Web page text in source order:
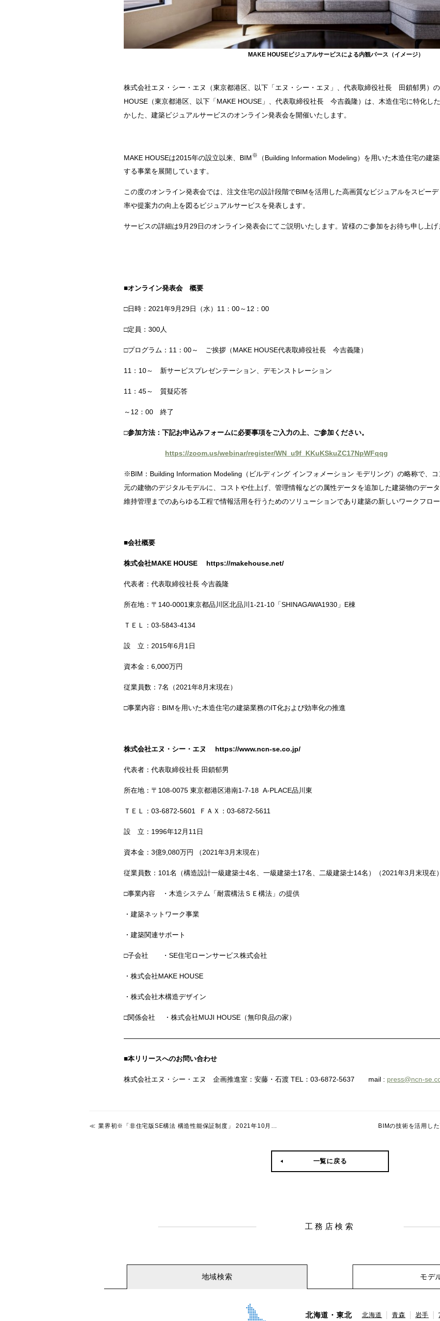
MAKE HOUSEビジュアルサービスによる内観パース（イメージ）
株式会社エヌ・シー・エヌ（東京都港区、以下「エヌ・シー・エヌ」、代表取締役社長 田鎖郁男）
HOUSE （東京都港区、以下「MAKE HOUSE 」、代表取締役社長 今吉義隆）は、木造住宅に特化した
かした、建築ビジュアルサービスのオンライン発表会を開催いたします。
MAKE HOUSEは2015年の設立以来、 BIM※
（Building Information Modeling）を用いた木造住宅の建
する事業を展開しています。
この度のオンライン発表会では、注文住宅の設計段階でBIMを活用した高画質なビジュアルをスピー
率や提案力の向上を図るビジュアルサービスを発表します。
サービスの詳細は9月 29日のオンライン発表会にてご説明いたします。皆様のご参加をお待ち申し上げ
■オンライン発表会 概要
□日時： 2021年9月 29日（水） 11 ： 00～ 12 ： 00
□定員： 300人
□プログラム： 11 ： 00～ ご挨拶（MAKE HOUSE代表取締役社長 今吉義隆）
11 ： 10～ 新サービスプレゼンテーション、デモンストレーション
11 ： 45～ 質疑応答
～ 12 ： 00 終了
□参加方法：下記お申込みフォームに必要事項をご入力の上、ご参加ください。
https://zoom.us/webinar/register/WN_u9f_KKuKSkuZC17NpWFqqg
※BIM ： Building Information Modeling （ビルディング インフォメーション モデリング）の略称で、
元の建物のデジタルモデルに、コストや仕上げ、管理情報などの属性データを追加した建築物のデー
維持管理までのあらゆる工程で情報活用を行うためのソリューションであり建築の新しいワークフロ
■会社概要
株式会社MAKE HOUSE https://makehouse.net/
代表者：代表取締役社長 今吉義隆
所在地：〒 140-0001東京都品川区北品川 1-21-10 「SHINAGAWA1930 」 E棟
ＴＥＬ： 03-5843-4134
設 立：2015年6月 1 日
資本金：6,000万円
従業員数：7名（2021年8月末現在）
□事業内容：BIMを用いた木造住宅の建築業務のIT化および効率化の推進
株式会社エヌ・シー・エヌ https://www.ncn-se.co.jp/
代表者：代表取締役社長 田鎖郁男
所在地：〒 108-0075 東京都港区港南1-7-18 A-PLACE品川東
ＴＥＬ： 03-6872-5601 ＦＡＸ： 03-6872-5611
設 立： 1996年12 月 11 日
資本金： 3億9,080万円 （2021年3 月末現在）
従業員数： 101名（構造設計一級建築士4名、一級建築士17名、二級建築士14名）（2021年3 月末現在
□事業内容 ・木造システム「耐震構法ＳＥ構法」の提供
・建築ネットワーク事業
・建築関連サポート
□子会社 ・ SE住宅ローンサービス株式会社
・株式会社MAKE HOUSE
・株式会社木構造デザイン
□関係会社 ・株式会社MUJI HOUSE （無印良品の家）
■本リリースへのお問い合わせ
株式会社エヌ・シー・エヌ 企画推進室：安藤・石渡 TEL ： 03-6872-5637 mail : press@ncn-
業界初※「非住宅版SE構法 構造性能保証制度」 2021年10月スタート
一覧に戻る
工務店検索
地域検索 モデ
北海道・東北 北海道 青森 岩手